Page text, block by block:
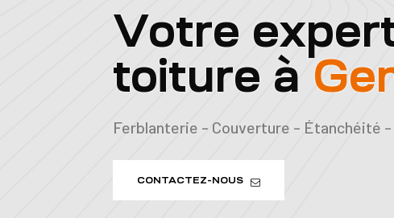
Votre
toiture à
Ferblanterie - Couverture - Étanchéité
CONTACTEZ-NOUS